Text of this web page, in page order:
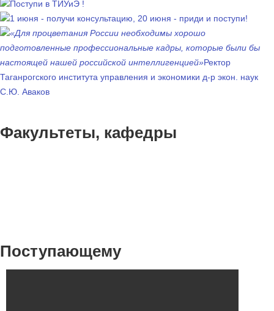
Поступи в ТИУиЭ !
1 июня - получи консультацию, 20 июня - приди и поступи!
«Для процветания России необходимы хорошо
подготовленные профессиональные кадры, которые были бы
настоящей нашей российской интеллигенцией»Ректор
Таганрогского института управления и экономики д-р экон. наук
С.Ю. Аваков
Факультеты, кафедры
Поступающему